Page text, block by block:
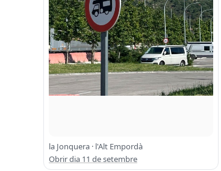
la Jonquera · l'Alt Empordà
Obrir dia 11 de setembre